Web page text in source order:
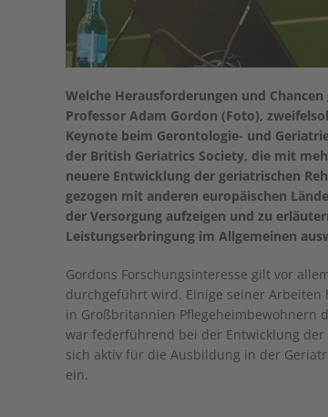
Welche Herausforderungen und
Professor Adam Gordon (Foto),
Keynote beim Gerontologie- und
der British Geriatrics Society, die mit
neuere Entwicklung der geriatrischen
gezogen mit anderen europäischen
der Versorgung aufzeigen und zu
Leistungserbringung im Allgemeinen
Gordons Forschungsinteresse gilt vor
durchgeführt wird. Einige seiner
in Großbritannien Pflegeheimbewohnern
war federführend bei der Entwicklung der
sich aktiv für die Ausbildung in der
ein.